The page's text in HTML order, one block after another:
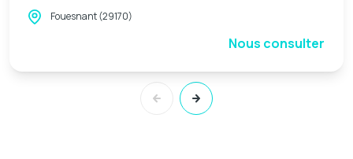
Fouesnant (29170)
Nous consulter